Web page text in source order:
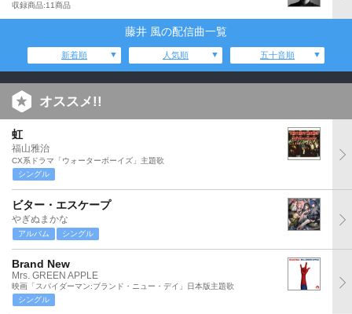
収録商品:11商品
藤井 風の配信曲一覧
新着順 人気順 五十音順
オススメ!!
虹
福山雅治
CX系ドラマ「ウォーターボーイズ」主題歌
シングル
ビター・エスケープ
やぎぬまかな
アルバム シングル
Brand New
Mrs. GREEN APPLE
映画「スパイダーマン:ブランド・ニュー・デイ」日本版主題歌
シングル